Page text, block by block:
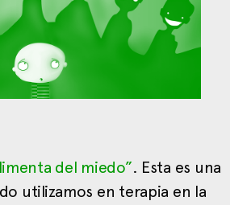
del miedo”. Esta es una
utilizamos en terapia en la